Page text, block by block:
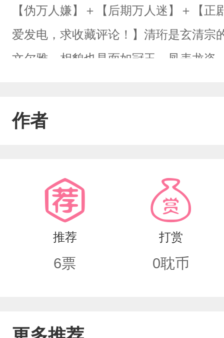
【伪万人嫌】＋【后期万人迷】＋【
爱发电，求收藏评论！】清珩是玄清宗
文尔雅，相貌也是面如冠玉，凤表龙姿
后习惯了。仙魔大战中，玄清宗全力
倒下之时，一抹红衣冲了上去。世界
去，只留下魔尊大人满心满意的爱意。
作者
推荐
6票
打赏
0耽币